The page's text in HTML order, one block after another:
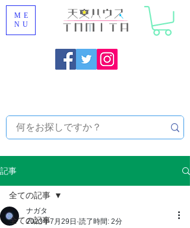
ME
NU
記事
全ての記事
全ての記事
ナガタ
2023年7月29日 読了時間: 2分